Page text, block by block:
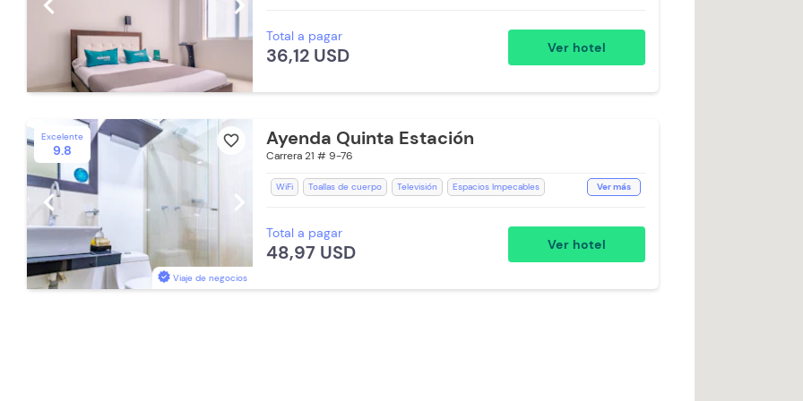
Ventilador
Aceptan Mascotas
Lavandería (Cargo Extra)
Total a pagar
36,12 USD Ver hotel
Excelente
9.8
favorite_border
Viaje de negocios
chevron_left chevron_right
Ayenda Quinta Estación
Carrera 21 # 9-76
WiFi Toallas de cuerpo Televisión
Espacios Impecables
Baño Privado
Aceptan Mascotas
Lavandería (Cargo Extra)
Ver más
Total a pagar
48,97 USD Ver hotel